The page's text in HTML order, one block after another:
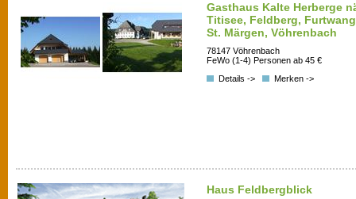
Gasthaus Kalte Herberge
Titisee, Feldberg,
St. Märgen, Vöhrenbach
78147 Vöhrenbach
FeWo (1-4) Personen ab 45 €
Details ->
Merken ->
Haus Feldbergblick